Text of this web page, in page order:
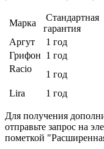
Марка
Стандартная
гарантия
Аргут
1 год
Грифон 1 год
Racio
1 год
Lira
1 год
Для получения
отправьте запрос на
пометкой